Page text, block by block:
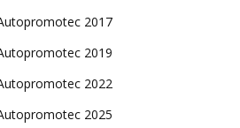
2017
2019
2022
2025